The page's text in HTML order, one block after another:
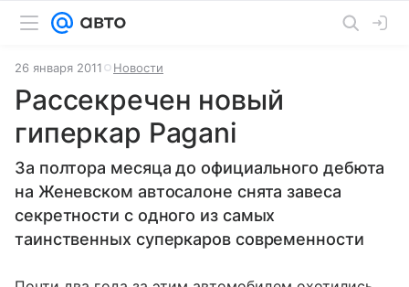
26 января 2011 Новости
Рассекречен новый
гиперкар Pagani
За полтора месяца до официального дебюта
на Женевском автосалоне снята завеса
секретности с одного из самых
таинственных суперкаров современности